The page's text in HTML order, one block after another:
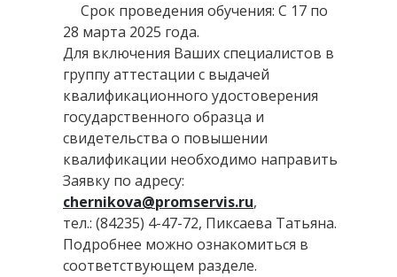
Срок проведения обучения: С 17 по
28 марта 2025 года.
Для включения Ваших специалистов в
группу аттестации с выдачей
квалификационного удостоверения
государственного образца и
свидетельства о повышении
квалификации необходимо направить
Заявку по адресу:
chernikova@promservis.ru,
тел.: (84235) 4-47-72, Пиксаева Татьяна.
Подробнее можно ознакомиться в
соответствующем разделе.